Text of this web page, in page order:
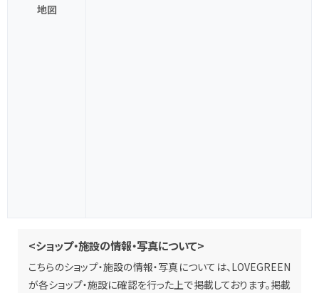
地図
<ショップ・施設の情報・写真について>
こちらのショップ・施設の情報・写真については、LOVEGREEN
が各ショップ・施設に確認を行った上で掲載しております。掲載